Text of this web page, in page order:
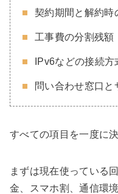
契約期間と解約時
工事費の分割残額
IPv6などの接続方
問い合わせ窓口と
すべての項目を一度に
まずは現在使っている
金、スマホ割、通信環